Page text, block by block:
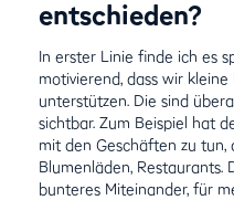
entschieden?
In erster Linie finde ich es
motivierend, dass wir
unterstützen. Die sind
sichtbar. Zum Beispiel hat
mit den Geschäften zu tun,
Blumenläden, Restaurants.
bunteres Miteinander, für